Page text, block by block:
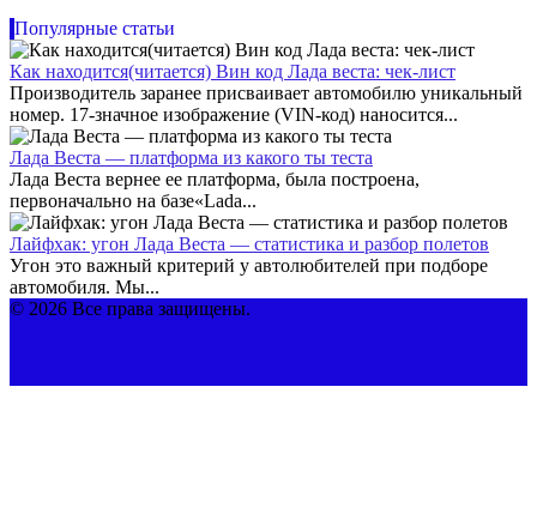
Популярные статьи
Как находится(читается) Вин код Лада веста: чек-лист
Производитель заранее присваивает автомобилю уникальный
номер. 17-значное изображение (VIN-код) наносится...
Лада Веста — платформа из какого ты теста
Лада Веста вернее ее платформа, была построена,
первоначально на базе«Lada...
Лайфхак: угон Лада Веста — статистика и разбор полетов
Угон это важный критерий у автолюбителей при подборе
автомобиля. Мы...
© 2026 Все права защищены.